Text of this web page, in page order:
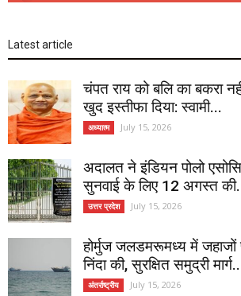
Latest article
चंपत राय को बलि का बकरा
खुद इस्तीफा दिया: स्वामी...
अध्यात्म July 15, 2026
अदालत ने इंडियन पोलो
सुनवाई के लिए 12 अगस्त
उत्तर प्रदेश July 15, 2026
होर्मुज जलडमरूमध्य में
निंदा की, सुरक्षित समुद्री
अंतर्राष्ट्रीय July 15, 2026